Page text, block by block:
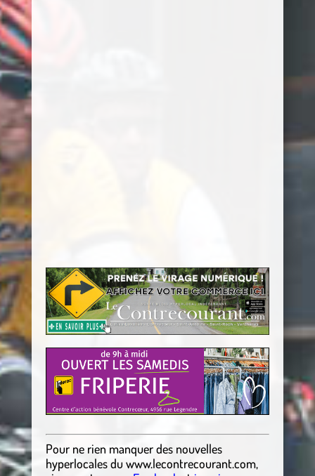
Pour ne rien manquer des nouvelles
hyperlocalesduwww.lecontrecourant.com,